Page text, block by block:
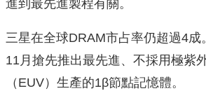
進到最先進製程有關。
三星在全球DRAM市占率仍超過4成
11月搶先推出最先進、不採用極紫
（EUV）生產的1β節點記憶體。